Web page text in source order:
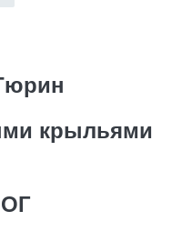
крыльями